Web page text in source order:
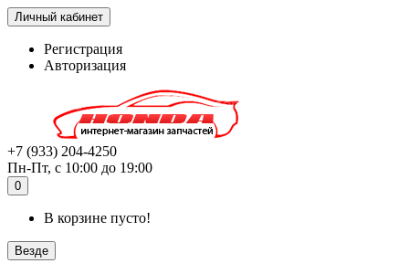
Личный кабинет
Регистрация
Авторизация
+7 (933) 204-4250
Пн-Пт, с 10:00 до 19:00
0
В корзине пусто!
Везде